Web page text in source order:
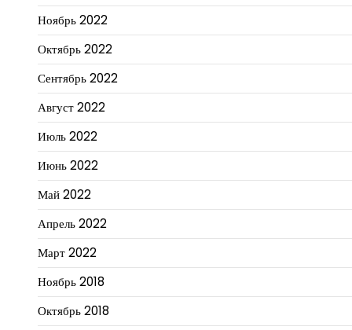
Ноябрь 2022
Октябрь 2022
Сентябрь 2022
Август 2022
Июль 2022
Июнь 2022
Май 2022
Апрель 2022
Март 2022
Ноябрь 2018
Октябрь 2018